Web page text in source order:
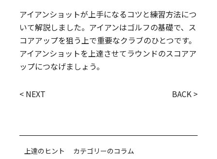
アイアンショットが上手になるコツと練習方法につ
いて解説しました。アイアンはゴルフの基礎で、ス
コアアップを狙う上で重要なクラブのひとつです。
アイアンショットを上達させてラウンドのスコアア
ップにつなげましょう。
< NEXT BACK >
上達のヒント カテゴリーのコラム